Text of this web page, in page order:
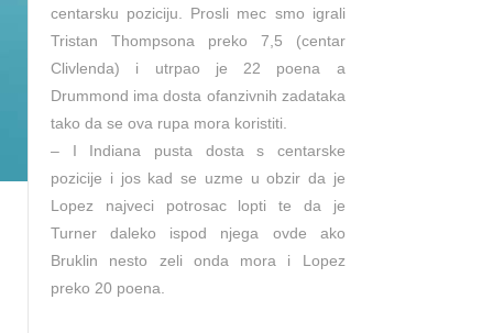
centarsku poziciju. Prosli mec smo igrali
Tristan Thompsona preko 7,5 (centar
Clivlenda) i utrpao je 22 poena a
Drummond ima dosta ofanzivnih zadataka
tako da se ova rupa mora koristiti.
– I Indiana pusta dosta s centarske
pozicije i jos kad se uzme u obzir da je
Lopez najveci potrosac lopti te da je
Turner daleko ispod njega ovde ako
Bruklin nesto zeli onda mora i Lopez
preko 20 poena.